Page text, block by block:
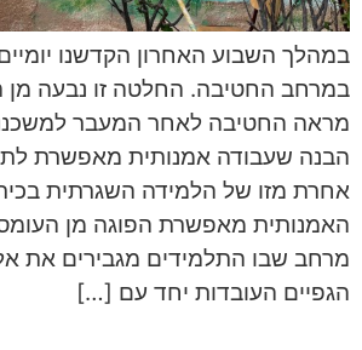
במהלך השבוע האחרון הקדשנו
במרחב החטיבה. החלטה זו נבעה מן
מראה החטיבה לאחר המעבר
הבנה שעבודה אמנותית מאפשרת
אחרת מזו של הלמידה השגרתית
האמנותית מאפשרת הפוגה מן העומס
מרחב שבו התלמידים מגבירים את
הגפיים העובדות יחד עם […]